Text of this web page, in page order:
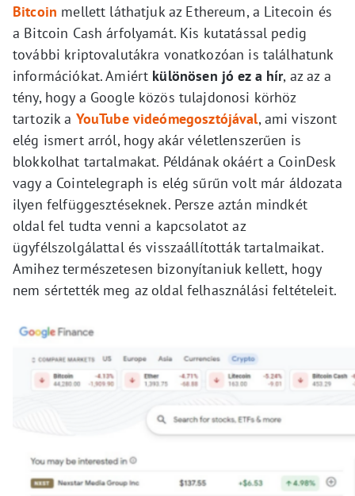
Bitcoin mellett láthatjuk az Ethereum, a Litecoin és
a Bitcoin Cash árfolyamát. Kis kutatással pedig
további kriptovalutákra vonatkozóan is találhatunk
információkat. Amiért különösen jó ez a hír, az az a
tény, hogy a Google közös tulajdonosi körhöz
tartozik a YouTube videómegosztójával, ami viszont
elég ismert arról, hogy akár véletlenszerűen is
blokkolhat tartalmakat. Példának okáért a CoinDesk
vagy a Cointelegraph is elég sűrűn volt már áldozata
ilyen felfüggesztéseknek. Persze aztán mindkét
oldal fel tudta venni a kapcsolatot az
ügyfélszolgálattal és visszaállították tartalmaikat.
Amihez természetesen bizonyítaniuk kellett, hogy
nem sértették meg az oldal felhasználási feltételeit.